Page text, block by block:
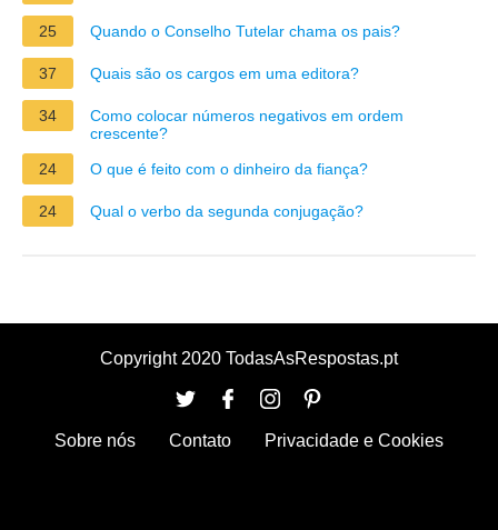
25 Quando o Conselho Tutelar chama os pais?
37 Quais são os cargos em uma editora?
34
Como colocar números negativos em ordem
crescente?
24
O que é feito com o dinheiro da fiança?
24 Qual o verbo da segunda conjugação?
Copyright 2020 TodasAsRespostas.pt
Sobre nós Contato Privacidade e Cookies